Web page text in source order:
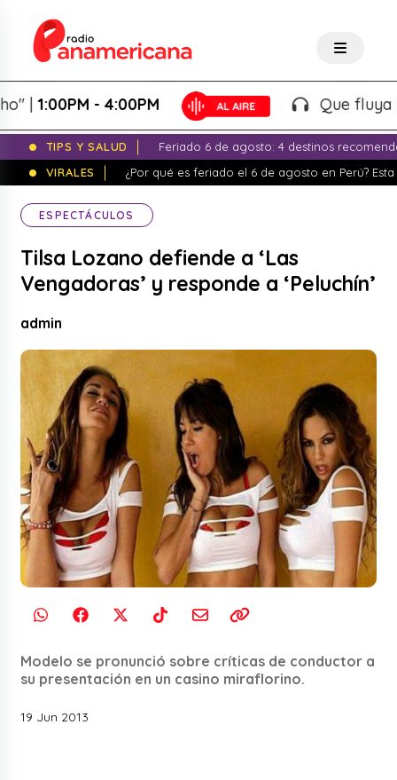
- 4:00PM Que fluya la
TIPS Y SALUD
Feriado 6 de agosto: 4 destinos
VIRALES
¿Por qué es feriado el 6 de agosto en Perú?
ESPECTÁCULOS
Tilsa Lozano defiende a ‘Las
Vengadoras’ y responde a ‘Peluchín’
admin
Modelo se pronunció sobre críticas de conductor a
su presentación en un casino miraflorino.
19 Jun 2013